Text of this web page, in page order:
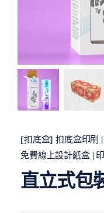
[扣底盒] 扣底盒印刷
免費線上設計紙盒 |
直立式包